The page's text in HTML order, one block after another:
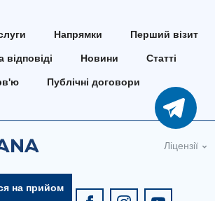
Напрямки Перший візит
відповіді Новини Статті
Публічні договори
Ліцензії
на прийом